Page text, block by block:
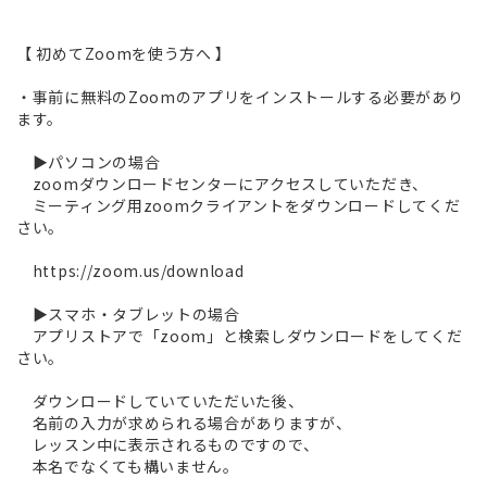
【 初めてZoomを使う方へ 】
・事前に無料のZoomのアプリをインストールする必要があり
ます。
▶︎パソコンの場合
zoomダウンロードセンターにアクセスしていただき、
ミーティング用zoomクライアントをダウンロードしてくだ
さい。
https://zoom.us/download
▶︎スマホ・タブレットの場合
アプリストアで「zoom」と検索しダウンロードをしてくだ
さい。
ダウンロードしていていただいた後、
名前の入力が求められる場合がありますが、
レッスン中に表示されるものですので、
本名でなくても構いません。